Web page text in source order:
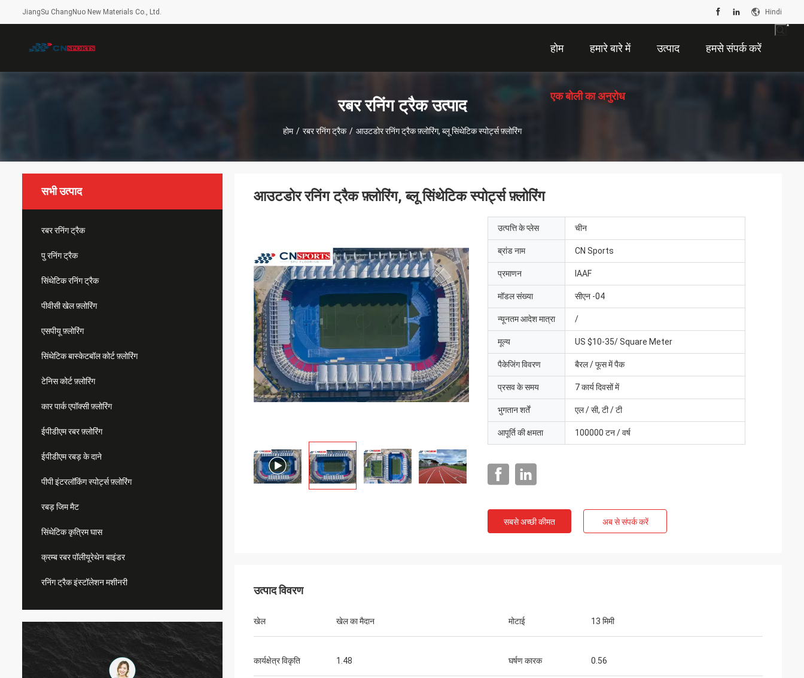
JiangSu ChangNuo New Materials Co., Ltd. Hindi
होम हमारे बारे में उत्पाद हमसे संपर्क करें
एक बोली का अनुरोध
रबर रनिंग ट्रैक उत्पाद
होम / रबर रनिंग ट्रैक / आउटडोर रनिंग ट्रैक फ़्लोरिंग, ब्लू सिंथेटिक स्पोर्ट्स फ़्लोरिंग
सभी उत्पाद
रबर रनिंग ट्रैक
पु रनिंग ट्रैक
सिंथेटिक रनिंग ट्रैक
पीवीसी खेल फ़्लोरिंग
एसपीयू फ़्लोरिंग
सिंथेटिक बास्केटबॉल कोर्ट फ़्लोरिंग
टेनिस कोर्ट फ़्लोरिंग
कार पार्क एपॉक्सी फ़्लोरिंग
ईपीडीएम रबर फ़्लोरिंग
ईपीडीएम रबड़ के दाने
पीपी इंटरलॉकिंग स्पोर्ट्स फ़्लोरिंग
रबड़ जिम मैट
सिंथेटिक कृत्रिम घास
क्रम्ब रबर पॉलीयूरेथेन बाइंडर
रनिंग ट्रैक इंस्टॉलेशन मशीनरी
आउटडोर रनिंग ट्रैक फ़्लोरिंग, ब्लू सिंथेटिक स्पोर्ट्स फ़्लोरिंग
उत्पत्ति के प्लेस चीन
ब्रांड नाम CN Sports
प्रमाणन IAAF
मॉडल संख्या सीएन -04
न्यूनतम आदेश मात्रा /
मूल्य US $10-35/ Square Meter
पैकेजिंग विवरण बैरल / फूस में पैक
प्रसव के समय 7 कार्य दिवसों में
भुगतान शर्तें एल / सी, टी / टी
आपूर्ति की क्षमता 100000 टन / वर्ष
सबसे अच्छी कीमत अब से संपर्क करें
उत्पाद विवरण
खेल खेल का मैदान मोटाई 13 मिमी
कार्यक्षेत्र विकृति 1.48 घर्षण कारक 0.56